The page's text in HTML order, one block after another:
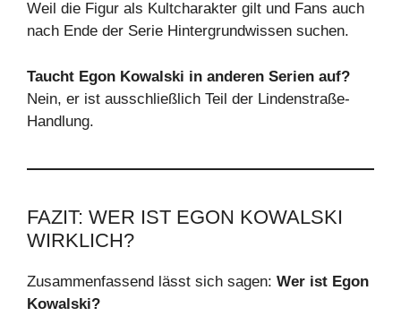
Weil die Figur als Kultcharakter gilt und Fans auch
nach Ende der Serie Hintergrundwissen suchen.
Taucht Egon Kowalski in anderen Serien auf?
Nein, er ist ausschließlich Teil der Lindenstraße-
Handlung.
FAZIT: WER IST EGON KOWALSKI
WIRKLICH?
Zusammenfassend lässt sich sagen: Wer ist Egon
Kowalski?